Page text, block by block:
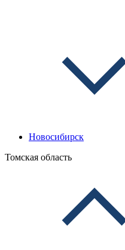
Новосибирск
Томская область